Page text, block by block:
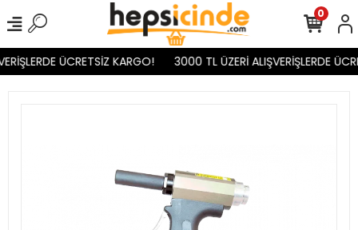
ÜCRETSİZ KARGO! 3000 TL ÜZERİ ALIŞVERİŞLERDE
0